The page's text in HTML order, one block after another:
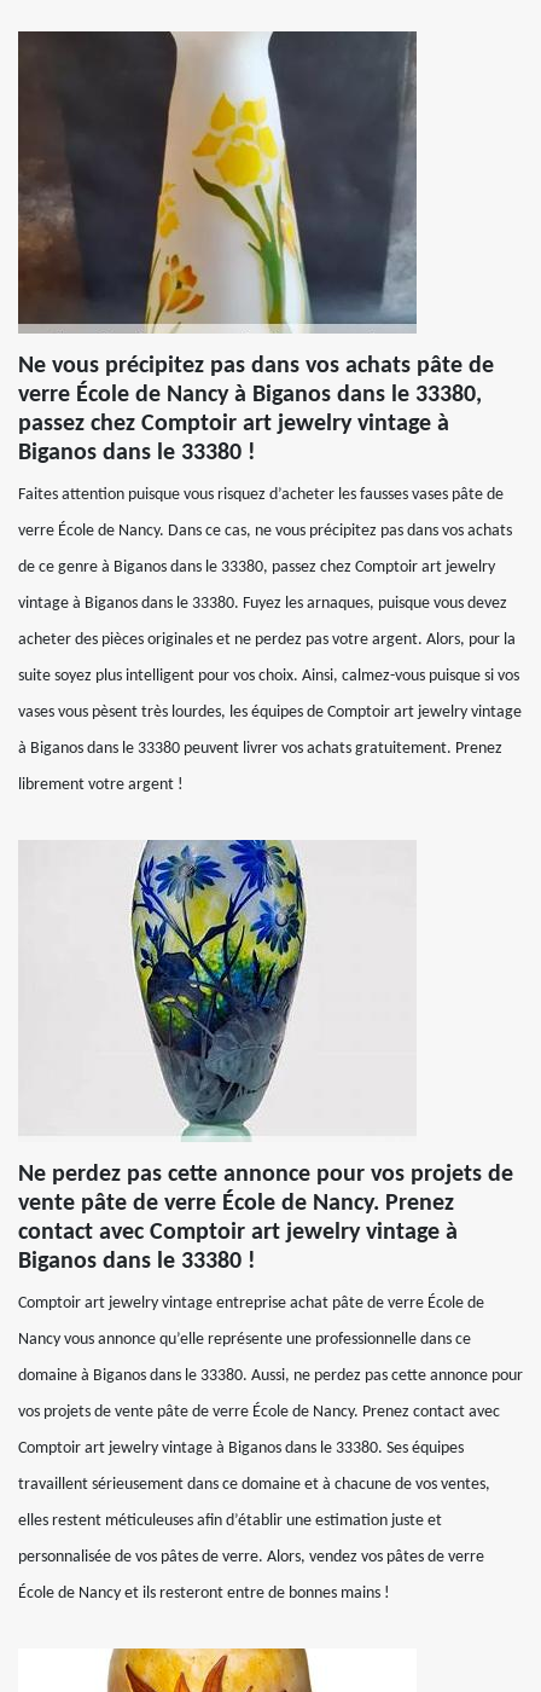
Ne vous précipitez pas dans vos achats pâte de
verre École de Nancy à Biganos dans le 33380,
passez chez Comptoir art jewelry vintage à
Biganos dans le 33380 !
Faites attention puisque vous risquez d’acheter les fausses vases pâte de
verre École de Nancy. Dans ce cas, ne vous précipitez pas dans vos achats
de ce genre à Biganos dans le 33380, passez chez Comptoir art jewelry
vintage à Biganos dans le 33380. Fuyez les arnaques, puisque vous devez
acheter des pièces originales et ne perdez pas votre argent. Alors, pour la
suite soyez plus intelligent pour vos choix. Ainsi, calmez-vous puisque si vos
vases vous pèsent très lourdes, les équipes de Comptoir art jewelry vintage
à Biganos dans le 33380 peuvent livrer vos achats gratuitement. Prenez
librement votre argent !
Ne perdez pas cette annonce pour vos projets de
vente pâte de verre École de Nancy. Prenez
contact avec Comptoir art jewelry vintage à
Biganos dans le 33380 !
Comptoir art jewelry vintage entreprise achat pâte de verre École de
Nancy vous annonce qu’elle représente une professionnelle dans ce
domaine à Biganos dans le 33380. Aussi, ne perdez pas cette annonce pour
vos projets de vente pâte de verre École de Nancy. Prenez contact avec
Comptoir art jewelry vintage à Biganos dans le 33380. Ses équipes
travaillent sérieusement dans ce domaine et à chacune de vos ventes,
elles restent méticuleuses afin d’établir une estimation juste et
personnalisée de vos pâtes de verre. Alors, vendez vos pâtes de verre
École de Nancy et ils resteront entre de bonnes mains !